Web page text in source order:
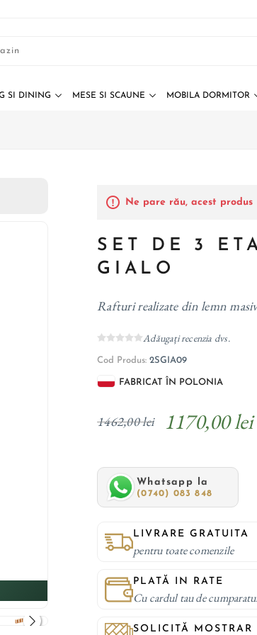
SI DINING MESE SI SCAUNE MOBILA DORMITOR
Ne pare rău, acest
SET DE 3
GIALO
Rafturi realizate din lemn
Adăugați recenzia dvs.
Cod Produs: 2SGIA09
FABRICAT ÎN POLONIA
1462,00 lei 1170,00 lei
Whatsapp la
(0740) 083 848
LIVRARE GRATUITA
pentru toate comenzile
PLATĂ IN RATE
Cu cardul tau de
SOLICITĂ MOSTRAR